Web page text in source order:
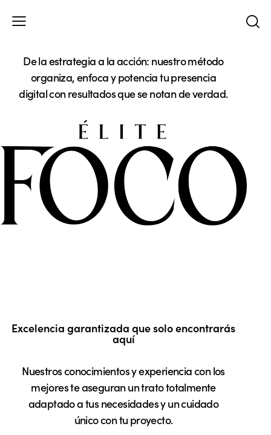
De la estrategia a la acción: nuestro método
organiza, enfoca y potencia tu presencia
digital con resultados que se notan de verdad.
Excelencia garantizada que solo encontrarás
aquí
Nuestros conocimientos y experiencia con los
mejores te aseguran un trato totalmente
adaptado a tus necesidades y un cuidado
único con tu proyecto.